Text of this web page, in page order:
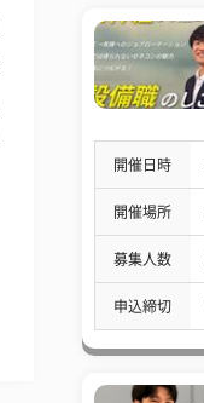
開催日時
開催場所
募集人数
申込締切